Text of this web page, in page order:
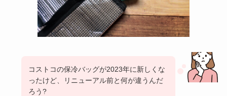
コストコの保冷バッグが2023年に新しくな
ったけど、リニューアル前と何が違うんだ
ろう?